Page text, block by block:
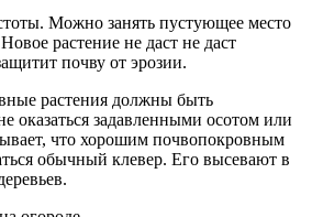
Можно занять пустующее место
растение не даст не даст
почву от эрозии.
растения должны быть
оказаться задавленными осотом или
что хорошим почвопокровным
обычный клевер. Его высевают в